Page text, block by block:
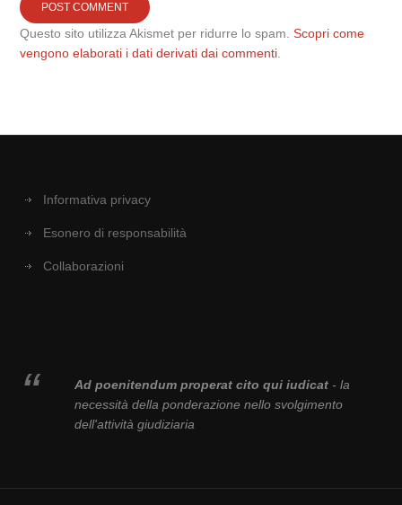
Questo sito utilizza Akismet per ridurre lo spam.Scopri come
vengono elaborati i dati derivati dai commenti
Informativa privacy
Esonero di responsabilità
Collaborazioni
Ad poenitendum properat cito qui iudicat- la
necessità della ponderazione nello svolgimento
dell'attività giudiziaria